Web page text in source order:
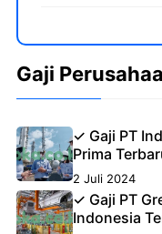
Gaji
✓ Gaji PT
Prima
2 Juli 2024
✓ Gaji PT
Indonesia